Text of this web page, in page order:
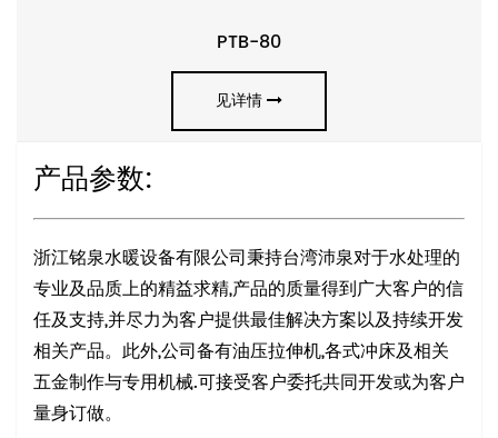
PTB-80
见详情
产品参数:
浙江铭泉水暖设备有限公司秉持台湾沛泉对于水处理的
专业及品质上的精益求精,产品的质量得到广大客户的信
任及支持,并尽力为客户提供最佳解决方案以及持续开发
相关产品。此外,公司备有油压拉伸机,各式冲床及相关
五金制作与专用机械.可接受客户委托共同开发或为客户
量身订做。